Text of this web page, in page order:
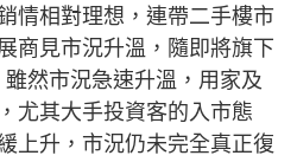
情相對理想，連帶二手樓市
商見市況升溫，隨即將旗下
然市況急速升溫，用家及
尤其大手投資客的入市態
上升，市況仍未完全真正復